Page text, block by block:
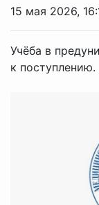
15 мая 2026,
Учёба в
к поступлению.